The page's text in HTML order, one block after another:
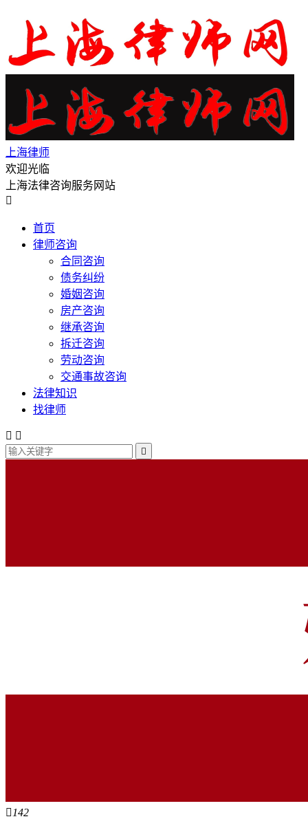
上海律师
欢迎光临
上海法律咨询服务网站

首页
律师咨询
合同咨询
债务纠纷
婚姻咨询
房产咨询
继承咨询
拆迁咨询
劳动咨询
交通事故咨询
法律知识
找律师
 

 142